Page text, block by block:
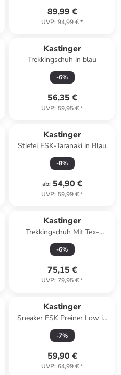
89,99 €
UVP: 94,99 €*
Kastinger
Trekkingschuh in blau
-6%
56,35 €
UVP: 59,95 €*
Kastinger
Stiefel FSK-Taranaki in Blau
-8%
ab: 54,90 €
UVP: 59,99 €*
Kastinger
Trekkingschuh Mit Tex-
Membran in schwarz
-6%
75,15 €
UVP: 79,95 €*
Kastinger
Sneaker FSK Preiner Low in
Grün
-7%
59,90 €
UVP: 64,99 €*